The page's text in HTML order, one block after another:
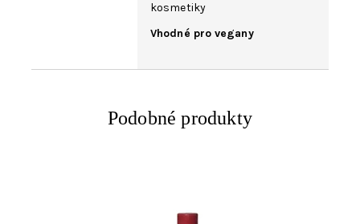
kosmetiky
Vhodné pro vegany
Podobné produkty